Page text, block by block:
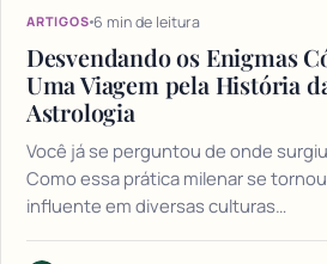
ARTIGOS 6 min de leitura
Desvendando os Enigmas
Uma Viagem pela História
Astrologia
Você já se perguntou de onde
Como essa prática milenar se
influente em diversas culturas…